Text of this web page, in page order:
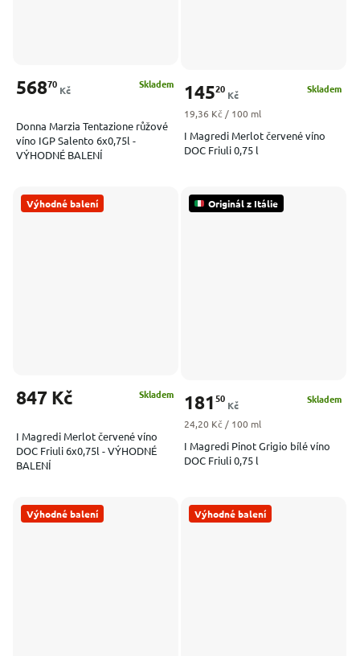
Donna Marzia Tentazione růžové
víno IGP Salento 6x0,75l -
VÝHODNÉ BALENÍ
Skladem
56870
Kč
I Magredi Merlot červené víno
DOC Friuli 0,75 l
Skladem
14520
Kč
Měrná cena:
19,36 Kč / 100 ml
Výhodné balení
I Magredi Merlot červené víno
DOC Friuli 6x0,75l - VÝHODNÉ
BALENÍ
Skladem
847 Kč
Originál z Itálie
I Magredi Pinot Grigio bílé víno
DOC Friuli 0,75 l
Skladem
181 50
Kč
Měrná cena:
24,20 Kč / 100 ml
Výhodné balení Výhodné balení